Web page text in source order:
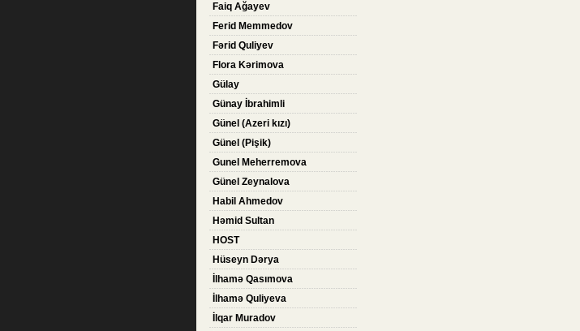
Faiq Ağayev
Ferid Memmedov
Fərid Quliyev
Flora Kərimova
Gülay
Günay İbrahimli
Günel (Azeri kızı)
Günel (Pişik)
Gunel Meherremova
Günel Zeynalova
Habil Ahmedov
Həmid Sultan
HOST
Hüseyn Dərya
İlhamə Qasımova
İlhamə Quliyeva
İlqar Muradov